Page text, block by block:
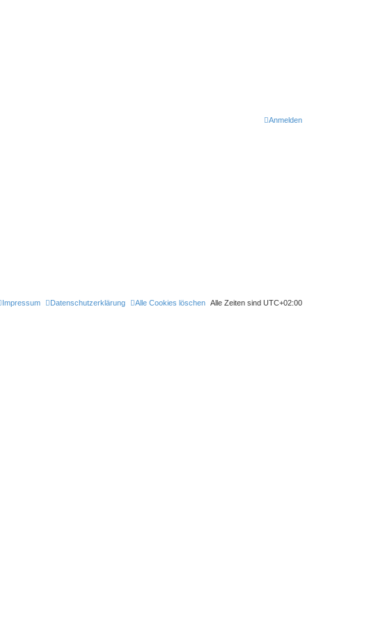
Anmelden
Alle Zeiten sind UTC+02:00
Alle Cookies löschen
Datenschutzerklärung
Impressum